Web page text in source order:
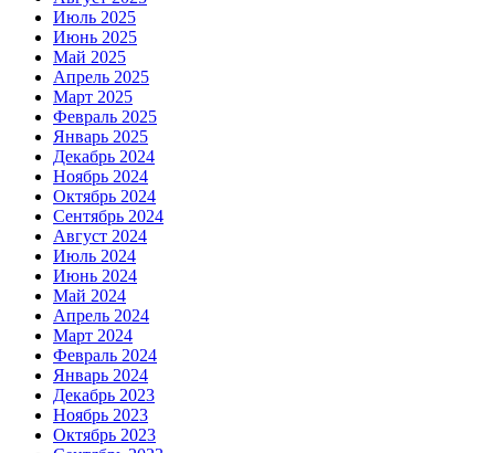
Июль 2025
Июнь 2025
Май 2025
Апрель 2025
Март 2025
Февраль 2025
Январь 2025
Декабрь 2024
Ноябрь 2024
Октябрь 2024
Сентябрь 2024
Август 2024
Июль 2024
Июнь 2024
Май 2024
Апрель 2024
Март 2024
Февраль 2024
Январь 2024
Декабрь 2023
Ноябрь 2023
Октябрь 2023